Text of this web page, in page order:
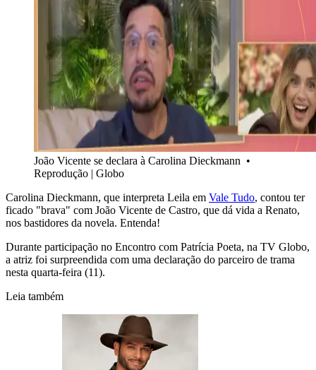
João Vicente se declara à Carolina Dieckmann •
Reprodução | Globo
Carolina Dieckmann, que interpreta Leila em Vale Tudo, contou ter
ficado "brava" com João Vicente de Castro, que dá vida a Renato,
nos bastidores da novela. Entenda!
Durante participação no Encontro com Patrícia Poeta, na TV Globo,
a atriz foi surpreendida com uma declaração do parceiro de trama
nesta quarta-feira (11).
Leia também